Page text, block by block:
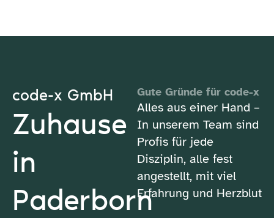
code-x GmbH
Zuhause
in
Paderborn
Gute Gründe für code-x
Alles aus einer Hand –
In unserem Team sind
Profis für jede
Disziplin, alle fest
angestellt, mit viel
Erfahrung und Herzblut